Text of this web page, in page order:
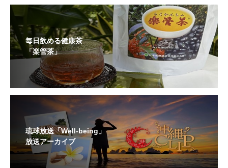
毎日飲める健康茶
「楽管茶」
琉球放送「Well-being」
放送アーカイブ